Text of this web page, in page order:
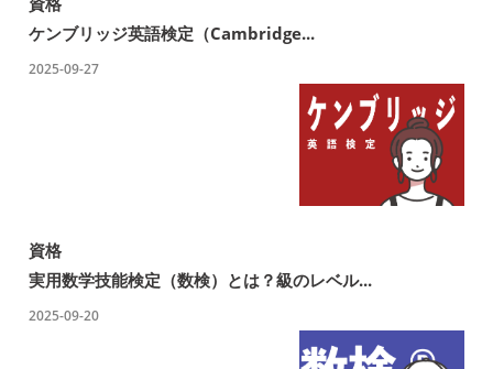
ケンブリッジ英語検定（Cambridge...
2025-09-27
資格
実用数学技能検定（数検）とは？級のレベル...
2025-09-20